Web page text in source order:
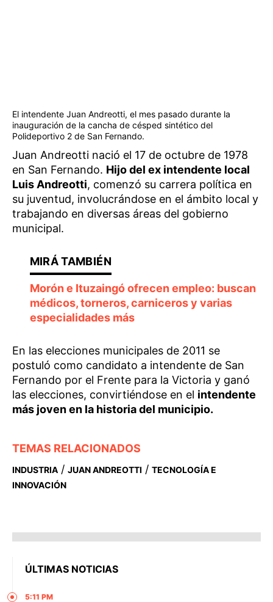
El intendente Juan Andreotti, el mes pasado durante la
inauguración de la cancha de césped sintético del
Polideportivo 2 de San Fernando.
Juan Andreotti nació el 17 de octubre de 1978
en San Fernando. Hijo del ex intendente local
Luis Andreotti, comenzó su carrera política en
su juventud, involucrándose en el ámbito local y
trabajando en diversas áreas del gobierno
municipal.
Morón e Ituzaingó ofrecen empleo: buscan
médicos, torneros, carniceros y varias
especialidades más
En las elecciones municipales de 2011 se
postuló como candidato a intendente de San
Fernando por el Frente para la Victoria y ganó
las elecciones, convirtiéndose en el intendente
más joven en la historia del municipio.
TEMAS RELACIONADOS
INDUSTRIA / JUAN ANDREOTTI / TECNOLOGÍA E
INNOVACIÓN
ÚLTIMAS NOTICIAS
5:11 PM